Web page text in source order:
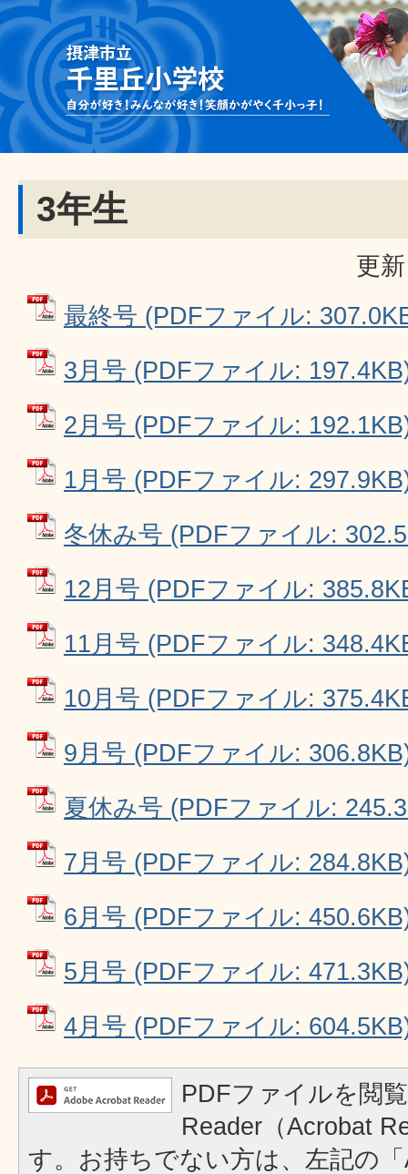
3年生
更
最終号 (PDFファイル:
3月号 (PDFファイル:
2月号 (PDFファイル:
1月号 (PDFファイル:
冬休み号 (PDFファイル:
12月号 (PDFファイル:
11月号 (PDFファイル:
10月号 (PDFファイル:
9月号 (PDFファイル:
夏休み号 (PDFファイル:
7月号 (PDFファイル:
6月号 (PDFファイル:
5月号 (PDFファイル:
4月号 (PDFファイル:
PDFファイルを閲
Reader（Acrobat
す。お持ちでない方は、左記の